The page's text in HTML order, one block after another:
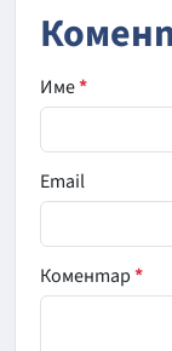
Име*
Email
Коментар*